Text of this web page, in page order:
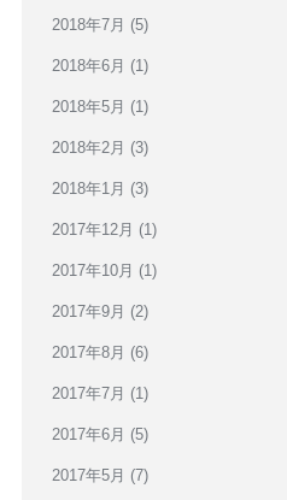
2018年7月 (5)
2018年6月 (1)
2018年5月 (1)
2018年2月 (3)
2018年1月 (3)
2017年12月 (1)
2017年10月 (1)
2017年9月 (2)
2017年8月 (6)
2017年7月 (1)
2017年6月 (5)
2017年5月 (7)